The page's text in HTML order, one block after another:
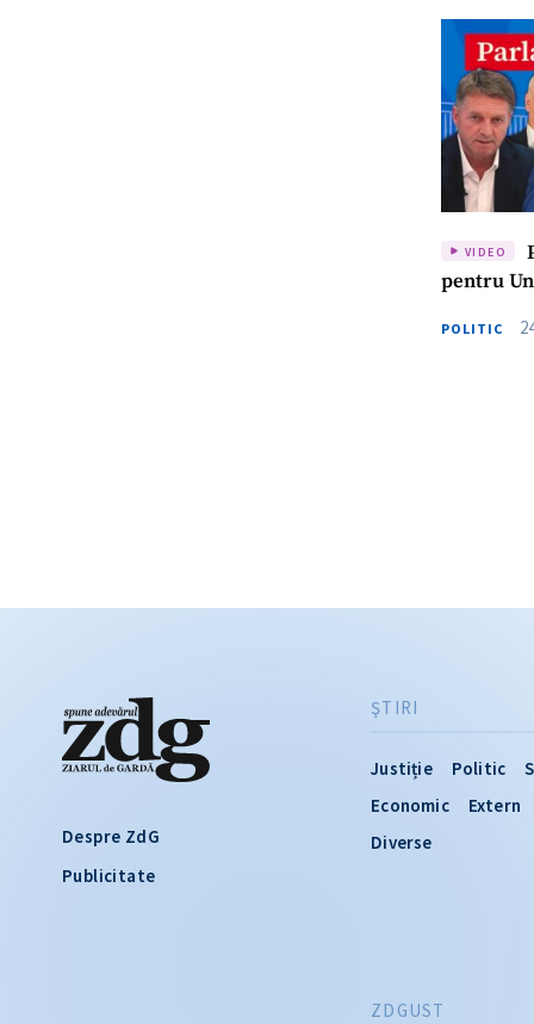
VIDEO
pentru
POLITIC
Despre ZdG
Publicitate
ŞTIRI
Justiție Politic
Economic
Extern
Diverse
ZDGUST